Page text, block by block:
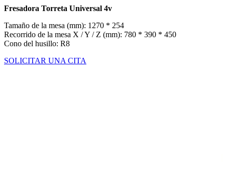
Fresadora Torreta Universal 4v
Tamaño de la mesa (mm): 1270 * 254
Recorrido de la mesa X / Y / Z (mm): 780 * 390 * 450
Cono del husillo: R8
SOLICITAR UNA CITA